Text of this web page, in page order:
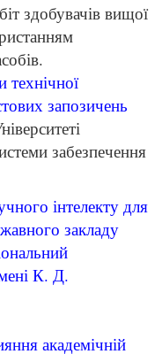
здобувачів вищої
технічної
запозичень
забезпечення
інтелекту для
закладу
К. Д.
академічній